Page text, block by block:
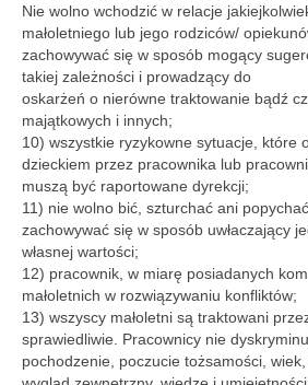
Nie wolno wchodzić w relacje
małoletniego lub jego rodziców/
zachowywać się w sposób mogący
takiej zależności i prowadzący do
oskarżeń o nierówne traktowanie bądź
majątkowych i innych;
10) wszystkie ryzykowne sytuacje, które
dzieckiem przez pracownika lub
muszą być raportowane dyrekcji;
11) nie wolno bić, szturchać ani popychać
zachowywać się w sposób uwłaczający
własnej wartości;
12) pracownik, w miarę posiadanych
małoletnich w rozwiązywaniu konfliktów;
13) wszyscy małoletni są traktowani
sprawiedliwie. Pracownicy nie
pochodzenie, poczucie tożsamości, wiek,